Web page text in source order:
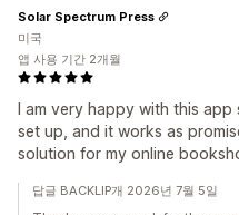
I am very happy with this
set up, and it works as
solution for my online
Solar Spectrum Press
미국
앱 사용 기간 2개월
답글 BACKLIP개 2026년 7월 5일